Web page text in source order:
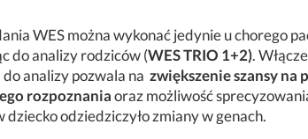
WES można wykonać jedynie u chorego
do analizy rodziców (WES TRIO 1+2).
analizy pozwala na zwiększenie szansy na
rozpoznaniaoraz możliwość
dziecko odziedziczyło zmiany w genach.